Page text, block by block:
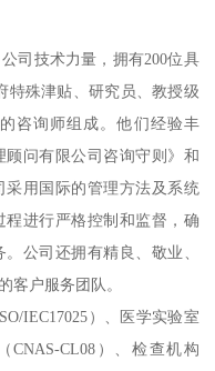
司技术力量，拥有200位具
特殊津贴、研究员、教授级
咨询师组成。他们经验丰
问有限公司咨询守则》和
采用国际的管理方法及系统
进行严格控制和监督，确
公司还拥有精良、敬业、
客户服务团队。
IEC17025）、医学实验室
CNAS-CL08）、检查机构